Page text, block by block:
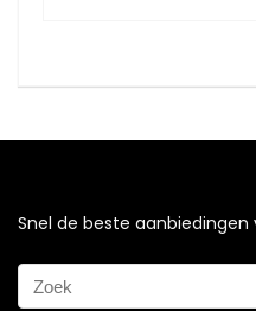
Snel de beste aanbiedingen